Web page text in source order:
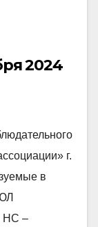
2024
г.
в
НС –